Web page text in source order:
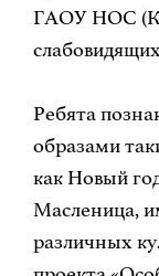
ГАОУ НОС (К)
Ребята
образами
как Новый
Масленица,
различных